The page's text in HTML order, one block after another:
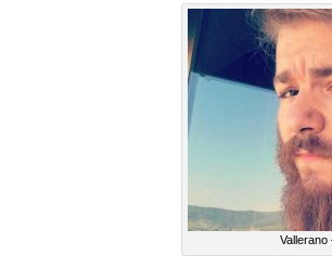
Vallerano